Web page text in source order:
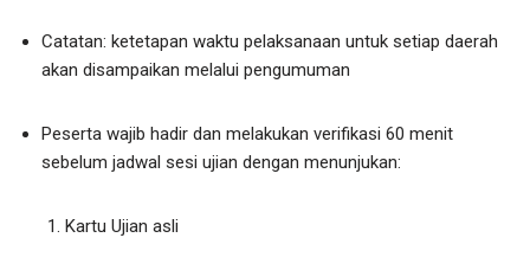
Catatan: ketetapan waktu pelaksanaan untuk setiap daerah
akan disampaikan melalui pengumuman
Peserta wajib hadir dan melakukan verifikasi 60 menit
sebelum jadwal sesi ujian dengan menunjukan:
Kartu Ujian asli